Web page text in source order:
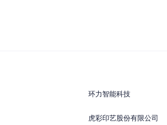
环力智能科技
虎彩印艺股份有限公司